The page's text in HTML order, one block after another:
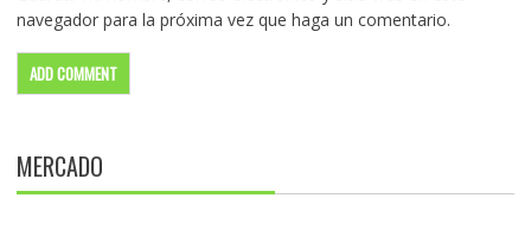
navegador para la próxima vez que haga un comentario.
MERCADO